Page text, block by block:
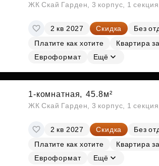
ЖК Скай Гарден, 3 корпус, 1
2 кв 2027 Скидка
Без
Платите как хотите
Квартира
Евроформат
Ещё
1-комнатная, 45.8м²
ЖК Скай Гарден, 3 корпус, 1
2 кв 2027 Скидка
Без
Платите как хотите
Квартира
Евроформат
Ещё